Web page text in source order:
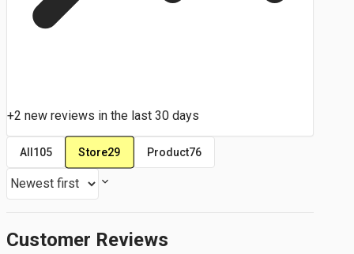
+2 new reviews in the last 30 days
All 105 Store29 Product76
Customer Reviews